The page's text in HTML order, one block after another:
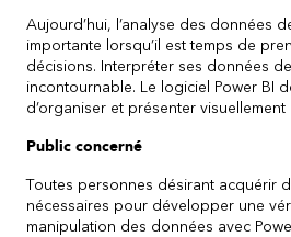
Aujourd’hui, l’analyse des données
importante lorsqu’il est temps de
décisions. Interpréter ses données
incontournable. Le logiciel Power BI
d’organiser et présenter
Public concerné
Toutes personnes désirant acquérir
nécessaires pour développer une
manipulation des données avec